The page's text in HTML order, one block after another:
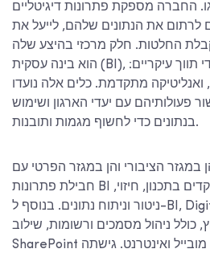
החברה מספקת פתרונות דיגיטליים
לרתום את הנתונים שלהם, לייעל את
החלטות. חלק מרכזי בהיצע שלה
הוא בינה עסקית (BI), הבנויה על שלושה עמודי תווך עיקריים:
ואנליטיקה מתקדמת. כלים אלה נועדו
פעולותיהם עם יעדי הארגון ושימוש
בנתונים כדי לחשוף מגמות ותובנות.
הציבורי והן במגזר הפרטי עם
חבילת פתרונות BI מותאמים אישית המתמקדים בתכנון, חיזוי,
ניטור וניתוח נתונים. בנוסף ל-BI, Digital Business מציעה מגוון
כולל ניהול מסמכים ורשומות, שילוב
SharePoint ופיתוח אפליקציות מובייל ואינטרנט. גישתה